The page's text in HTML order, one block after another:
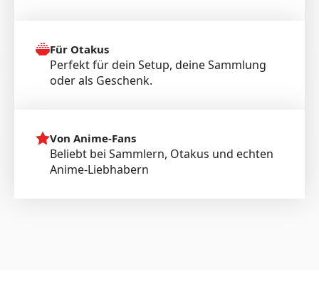
Für Otakus
Perfekt für dein Setup, deine Sammlung
oder als Geschenk.
Von Anime-Fans
Beliebt bei Sammlern, Otakus und echten
Anime-Liebhabern